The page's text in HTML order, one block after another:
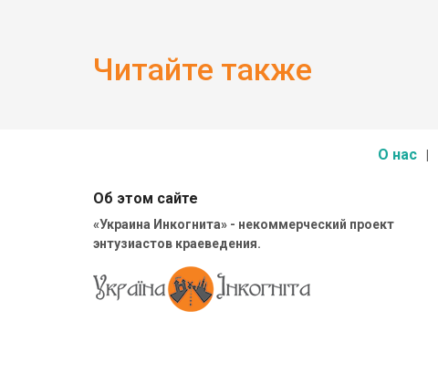
Читайте также
О нас
Об этом сайте
«Украина Инкогнита» - некоммерческий проект
энтузиастов краеведения.